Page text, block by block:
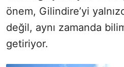
önem, Gilindire’yi
değil, aynı zamanda
getiriyor.